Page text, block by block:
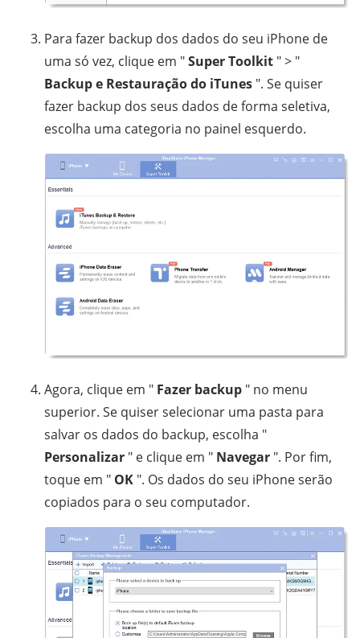
Para fazer backup dos dados do seu iPhone de
uma só vez, clique em "Super Toolkit " > "
Backup e Restauração do iTunes ". Se quiser
fazer backup dos seus dados de forma seletiva,
escolha uma categoria no painel esquerdo.
Agora, clique em " Fazer backup " no menu
superior. Se quiser selecionar uma pasta para
salvar os dados do backup, escolha "
Personalizar " e clique em " Navegar ". Por fim,
toque em " OK ". Os dados do seu iPhone serão
copiados para o seu computador.